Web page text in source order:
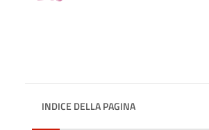
INDICE DELLA PAGINA